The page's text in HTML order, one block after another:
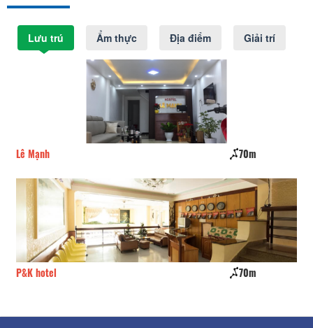
Lưu trú Ẩm thực Địa điểm Giải trí
Lê Mạnh 70m
P&K hotel 70m